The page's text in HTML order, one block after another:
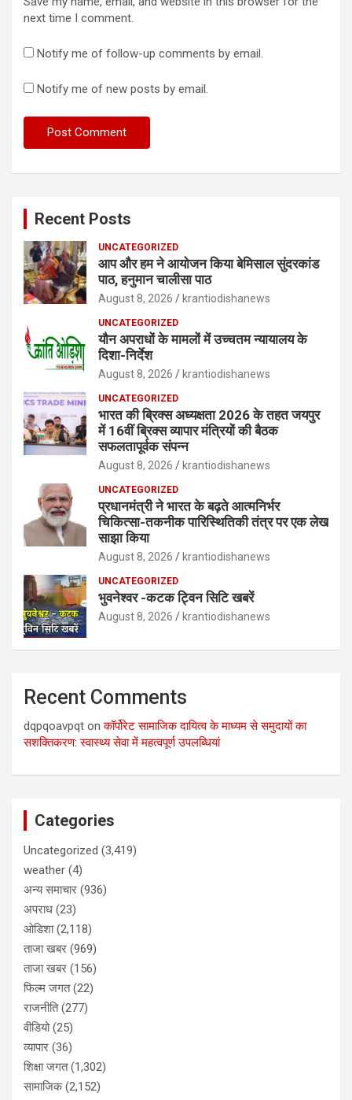
next time I comment.
Notify me of follow-up comments by email.
Notify me of new posts by email.
Recent Posts
UNCATEGORIZED
आप और हम ने आयोजन किया बेमिसाल सुंदरकांड
पाठ, हनुमान चालीसा पाठ
August 8, 2026 krantiodishanews
UNCATEGORIZED
यौन अपराधों के मामलों में उच्चतम न्यायालय के
दिशा-निर्देश
August 8, 2026 krantiodishanews
UNCATEGORIZED
भारत की ब्रिक्‍स अध्यक्षता 2026 के तहत जयपुर
में 16वीं ब्रिक्‍स व्यापार मंत्रियों की बैठक
सफलतापूर्वक संपन्न
August 8, 2026 krantiodishanews
UNCATEGORIZED
प्रधानमंत्री ने भारत के बढ़ते आत्मनिर्भर
चिकित्सा-तकनीक पारिस्थितिकी तंत्र पर एक लेख
साझा किया
August 8, 2026 krantiodishanews
UNCATEGORIZED
भुवनेश्वर -कटक ट्विन सिटि खबरें
August 8, 2026 krantiodishanews
Recent Comments
dqpqoavpqt onकॉर्पोरेट सामाजिक दायित्व के माध्यम से समुदायों का
सशक्तिकरण: स्वास्थ्य सेवा में महत्वपूर्ण उपलब्धियां
Categories
Uncategorized (3,419)
weather (4)
अन्य समाचार (936)
अपराध (23)
ओडिशा(2,118)
ताजा खबर (969)
ताजा खबर (156)
फिल्म जगत(22)
राजनीति(277)
वीडियो(25)
व्यापार (36)
शिक्षा जगत(1,302)
सामाजिक(2,152)